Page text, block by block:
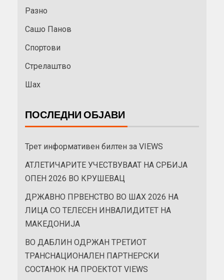
Разно
Сашо Панов
Спортови
Стрелаштво
Шах
ПОСЛЕДНИ ОБЈАВИ
Трет информативен билтен за VIEWS
АТЛЕТИЧАРИТЕ УЧЕСТВУВААТ НА СРБИЈА
ОПЕН 2026 ВО КРУШЕВАЦ
ДРЖАВНО ПРВЕНСТВО ВО ШАХ 2026 НА
ЛИЦА СО ТЕЛЕСЕН ИНВАЛИДИТЕТ НА
МАКЕДОНИЈА
ВО ДАБЛИН ОДРЖАН ТРЕТИОТ
ТРАНСНАЦИОНАЛЕН ПАРТНЕРСКИ
СОСТАНОК НА ПРОЕКТОТ VIEWS